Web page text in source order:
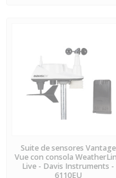
ÚLTIMAS UNIDADES EN
STOCK
Suite de sensores Vantage
Vue con consola
Live - Davis Instruments -
6110EU